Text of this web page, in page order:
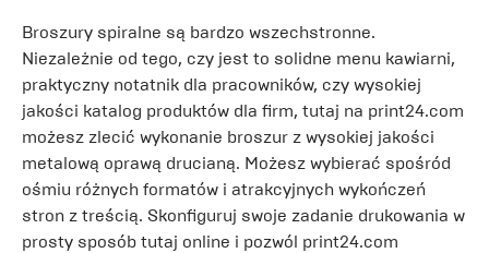
Broszury spiralne są bardzo wszechstronne.
Niezależnie od tego, czy jest to solidne menu kawiarni,
praktyczny notatnik dla pracowników, czy wysokiej
jakości katalog produktów dla firm, tutaj na print24.com
możesz zlecić wykonanie broszur z wysokiej jakości
metalową oprawą drucianą. Możesz wybierać spośród
ośmiu różnych formatów i atrakcyjnych wykończeń
stron z treścią. Skonfiguruj swoje zadanie drukowania w
prosty sposób tutaj online i pozwól print24.com